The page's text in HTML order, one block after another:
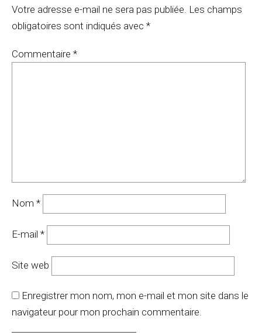
Votre adresse e-mail ne sera pas publiée. Les champs
obligatoires sont indiqués avec *
Commentaire *
Nom *
E-mail *
Site web
Enregistrer mon nom, mon e-mail et mon site dans le
navigateur pour mon prochain commentaire.